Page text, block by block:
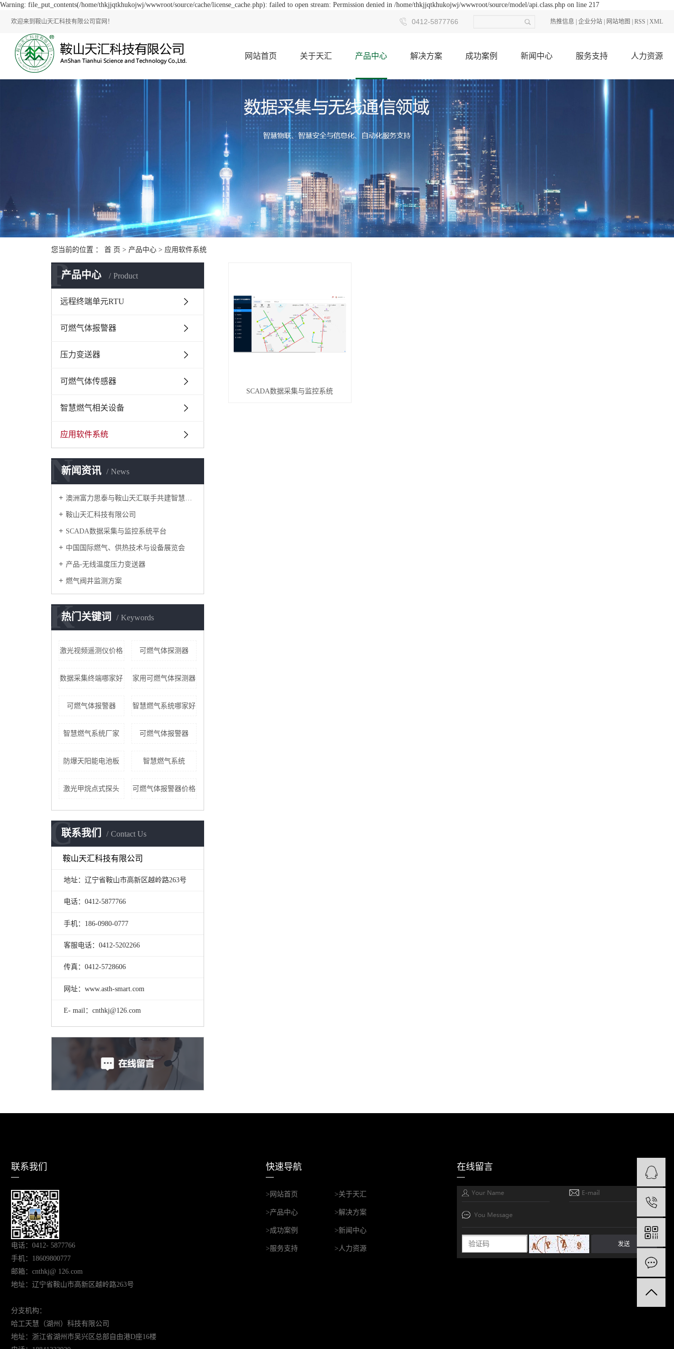
Warning: file_put_contents(/home/thkjjqtkhukojwj/wwwroot/source/cache/license_cache.php): failed to open stream: Permission denied in /home/thkjjqtkhukojwj/wwwroot/source/model/api.class.php on line 217
欢迎来到鞍山天汇科技有限公司官网！ 热推信息 企业分站 网站地图 RSS XML
0412-5877766
网站首页 关于天汇 产品中心 解决方案 成功案例 新闻中心 服务支持 人力资源
您当前的位置 ： 首 页 > 产品中心 > 应用软件系统
产品中心 Product
P
远程终端单元RTU
可燃气体报警器
压力变送器
可燃气体传感器
智慧燃气相关设备
应用软件系统
新闻资讯 News
N
澳洲富力思泰与鞍山天汇联手共建智慧城市
鞍山天汇科技有限公司
SCADA数据采集与监控系统平台
中国国际燃气、供热技术与设备展览会
产品-无线温度压力变送器
燃气阀井监测方案
热门关键词 Keywords
K
激光视频遥测仪价格 可燃气体探测器
数据采集终端哪家好 家用可燃气体探测器
​可燃气体报警器 智慧燃气系统哪家好
智慧燃气系统厂家 可燃气体报警器
防爆天阳能电池板 智慧燃气系统
激光甲烷点式探头 可燃气体报警器价格
联系我们 Contact Us
C
鞍山天汇科技有限公司
地址：辽宁省鞍山市高新区越岭路263号
电话：0412-5877766
手机：186-0980-0777
客服电话：0412-5202266
传真：0412-5728606
网址：www.asth-smart.com
E- mail：cnthkj@126.com
SCADA数据采集与监控系统
联系我们
电话：0412- 5877766
手机：18609800777
邮箱：cnthkj@ 126.com
地址：辽宁省鞍山市高新区越岭路263号
分支机构：
哈工天慧（湖州 ）科技有限公司
地址：浙江省湖州市吴兴区总部自由港D座16楼
快速导航
>网站首页 >关于天汇
>产品中心 >解决方案
>成功案例 >新闻中心
>服务支持 >人力资源
在线留言